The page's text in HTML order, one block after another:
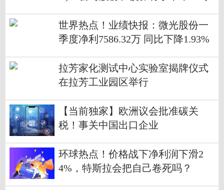
世界热点！业绩快报：微光股份一
季度净利7586.32万 同比下降1.93%
拉芳家化测试中心实验室揭牌仪式
在拉芳工业园区举行
【当前独家】欧洲议会批准碳关
税！事关中国出口企业
环球热点！价格战下净利润下滑2
4%，特斯拉会把自己卷死吗？